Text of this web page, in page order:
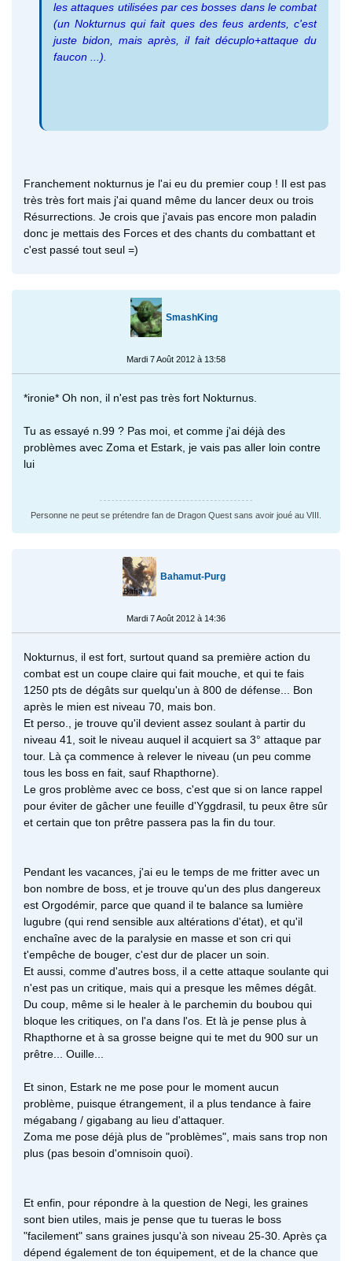
les attaques utilisées par ces bosses dans le combat
(un Nokturnus qui fait ques des feus ardents, c'est
juste bidon, mais après, il fait décuplo+attaque du
faucon ...).
Franchement nokturnus je l'ai eu du premier coup ! Il est pas
très très fort mais j'ai quand même du lancer deux ou trois
Résurrections. Je crois que j'avais pas encore mon paladin
donc je mettais des Forces et des chants du combattant et
c'est passé tout seul =)
SmashKing
Mardi 7 Août 2012 à 13:58
*ironie* Oh non, il n'est pas très fort Nokturnus.
Tu as essayé n.99 ? Pas moi, et comme j'ai déjà des
problèmes avec Zoma et Estark, je vais pas aller loin contre
lui
Personne ne peut se prétendre fan de Dragon Quest sans avoir joué au VIII.
Bahamut-Purg
Mardi 7 Août 2012 à 14:36
Nokturnus, il est fort, surtout quand sa première action du
combat est un coupe claire qui fait mouche, et qui te fais
1250 pts de dégâts sur quelqu'un à 800 de défense... Bon
après le mien est niveau 70, mais bon.
Et perso., je trouve qu'il devient assez soulant à partir du
niveau 41, soit le niveau auquel il acquiert sa 3° attaque par
tour. Là ça commence à relever le niveau (un peu comme
tous les boss en fait, sauf Rhapthorne).
Le gros problème avec ce boss, c'est que si on lance rappel
pour éviter de gâcher une feuille d'Yggdrasil, tu peux être sûr
et certain que ton prêtre passera pas la fin du tour.
Pendant les vacances, j'ai eu le temps de me fritter avec un
bon nombre de boss, et je trouve qu'un des plus dangereux
est Orgodémir, parce que quand il te balance sa lumière
lugubre (qui rend sensible aux altérations d'état), et qu'il
enchaîne avec de la paralysie en masse et son cri qui
t'empêche de bouger, c'est dur de placer un soin.
Et aussi, comme d'autres boss, il a cette attaque soulante qui
n'est pas un critique, mais qui a presque les mêmes dégât.
Du coup, même si le healer à le parchemin du boubou qui
bloque les critiques, on l'a dans l'os. Et là je pense plus à
Rhapthorne et à sa grosse beigne qui te met du 900 sur un
prêtre... Ouille...
Et sinon, Estark ne me pose pour le moment aucun
problème, puisque étrangement, il a plus tendance à faire
mégabang / gigabang au lieu d'attaquer.
Zoma me pose déjà plus de "problèmes", mais sans trop non
plus (pas besoin d'omnisoin quoi).
Et enfin, pour répondre à la question de Negi, les graines
sont bien utiles, mais je pense que tu tueras le boss
"facilement" sans graines jusqu'à son niveau 25-30. Après ça
dépend également de ton équipement, et de la chance que